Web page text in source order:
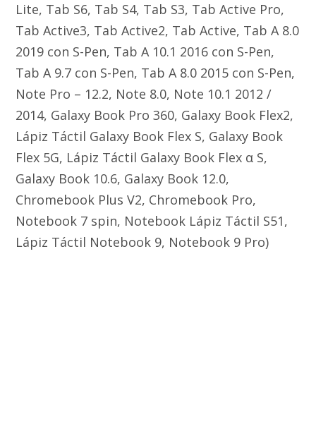
Lite, Tab S6, Tab S4, Tab S3, Tab Active Pro,
Tab Active3, Tab Active2, Tab Active, Tab A 8.0
2019 con S-Pen, Tab A 10.1 2016 con S-Pen,
Tab A 9.7 con S-Pen, Tab A 8.0 2015 con S-Pen,
Note Pro – 12.2, Note 8.0, Note 10.1 2012 /
2014, Galaxy Book Pro 360, Galaxy Book Flex2,
Lápiz Táctil Galaxy Book Flex S, Galaxy Book
Flex 5G, Lápiz Táctil Galaxy Book Flex α S,
Galaxy Book 10.6, Galaxy Book 12.0,
Chromebook Plus V2, Chromebook Pro,
Notebook 7 spin, Notebook Lápiz Táctil S51,
Lápiz Táctil Notebook 9, Notebook 9 Pro)